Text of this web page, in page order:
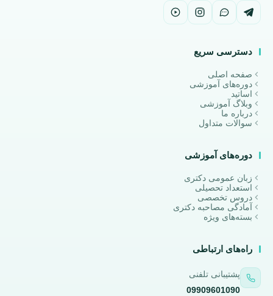
دسترسی سریع
صفحه اصلی
دوره‌های آموزشی
اساتید
وبلاگ آموزشی
درباره ما
سوالات متداول
دوره‌های آموزشی
زبان عمومی دکتری
استعداد تحصیلی
دروس تخصصی
آمادگی مصاحبه دکتری
بسته‌های ویژه
راه‌های ارتباطی
پشتیبانی تلفنی
09909601090